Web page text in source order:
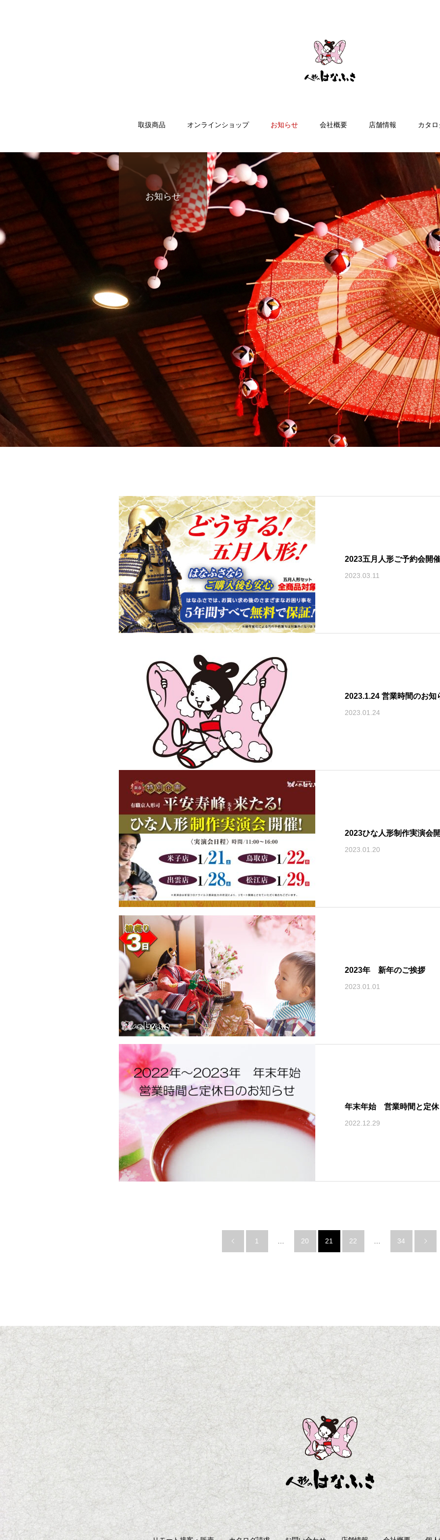
取扱商品 オンラインショップ お知らせ 会社概要 店舗情報 カタ
お知らせ
2023五月人形ご予約会開
2023.03.11
2023.1.24 営業時間のお知
2023.01.24
2023ひな人形制作実演会
2023.01.20
2023年 新年のご挨拶
2023.01.01
年末年始 営業時間と定休
2022.12.29
1 20 21 22 34